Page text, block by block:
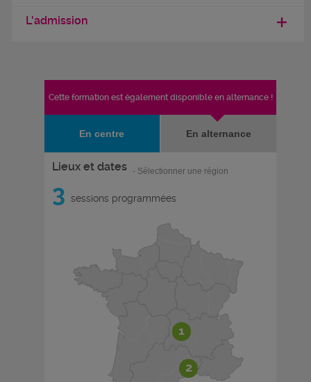
L'admission
Cette formation est également disponible en alternance !
En centre En alternance
Lieux et dates - Sélectionner une région
3 sessions programmées
1
2